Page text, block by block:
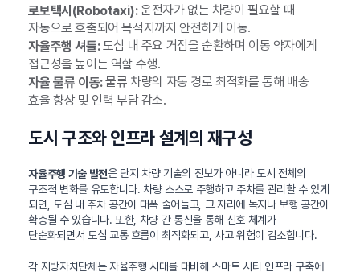
로보택시(Robotaxi):운전자가 없는 차량이 필요할 때
자동으로 호출되어 목적지까지 안전하게 이동.
자율주행 셔틀:도심 내 주요 거점을 순환하며 이동 약자에게
접근성을 높이는 역할 수행.
자율 물류 이동:물류 차량의 자동 경로 최적화를 통해 배송
효율 향상 및 인력 부담 감소.
도시 구조와 인프라 설계의 재구성
자율주행 기술 발전은 단지 차량 기술의 진보가 아니라 도시 전체의
구조적 변화를 유도합니다. 차량 스스로 주행하고 주차를 관리할 수 있게
되면, 도심 내 주차 공간이 대폭 줄어들고, 그 자리에 녹지나 보행 공간이
확충될 수 있습니다. 또한, 차량 간 통신을 통해 신호 체계가
단순화되면서 도심 교통 흐름이 최적화되고, 사고 위험이 감소합니다.
각 지방자치단체는 자율주행 시대를 대비해 스마트 시티 인프라 구축에